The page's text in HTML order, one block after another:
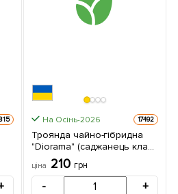
На Осінь-2026 17492
Троянда чайно-гібридна
"Diorama" (саджанець класу
АА +) вищий сорт 1 шт в
упаковці
ціна 210 грн
- +